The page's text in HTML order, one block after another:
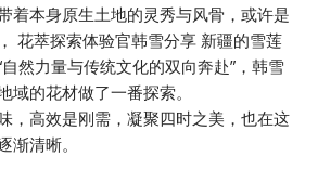
着本身原生土地的灵秀与风骨，或许是
花萃探索体验官韩雪分享 新疆的雪莲
然力量与传统文化的双向奔赴”，韩雪
域的花材做了一番探索。
，高效是刚需，凝聚四时之美，也在这
渐清晰。